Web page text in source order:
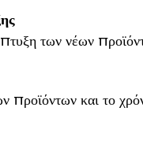
των νέων
προϊόντων και το